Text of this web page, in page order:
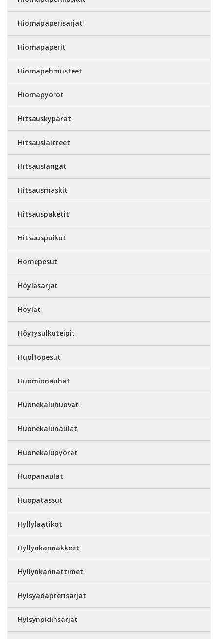
Hiomapaperisarjat
Hiomapaperit
Hiomapehmusteet
Hiomapyöröt
Hitsauskypärät
Hitsauslaitteet
Hitsauslangat
Hitsausmaskit
Hitsauspaketit
Hitsauspuikot
Homepesut
Höyläsarjat
Höylät
Höyrysulkuteipit
Huoltopesut
Huomionauhat
Huonekaluhuovat
Huonekalunaulat
Huonekalupyörät
Huopanaulat
Huopatassut
Hyllylaatikot
Hyllynkannakkeet
Hyllynkannattimet
Hylsyadapterisarjat
Hylsynpidinsarjat